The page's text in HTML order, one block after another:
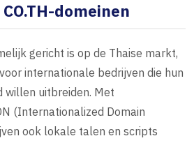
domeinen
gericht is op de Thaise markt,
internationale bedrijven die hun
willen uitbreiden. Met
(Internationalized Domain
ook lokale talen en scripts